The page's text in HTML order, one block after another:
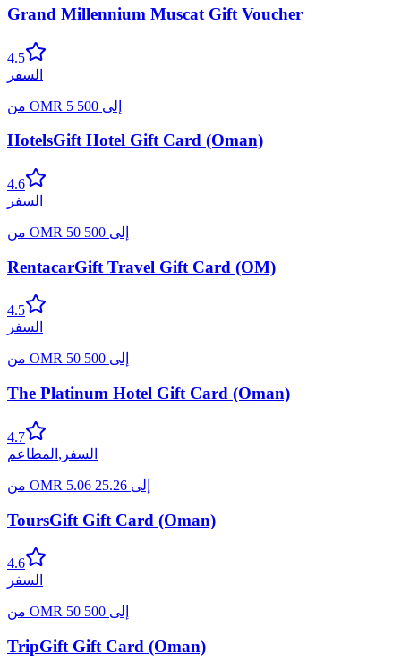
Grand Millennium Muscat Gift Voucher
4.5
السفر
من OMR 5 إلى 500
HotelsGift Hotel Gift Card (Oman)
4.6
السفر
من OMR 50 إلى 500
RentacarGift Travel Gift Card (OM)
4.5
السفر
من OMR 50 إلى 500
The Platinum Hotel Gift Card (Oman)
4.7
السفر , المطاعم
من OMR 5.06 إلى 25.26
ToursGift Gift Card (Oman)
4.6
السفر
من OMR 50 إلى 500
TripGift Gift Card (Oman)